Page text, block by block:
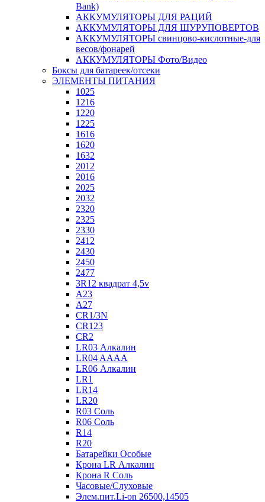
Bank)
АККУМУЛЯТОРЫ ДЛЯ РАЦИЙ
АККУМУЛЯТОРЫ ДЛЯ ШУРУПОВЕРТОВ
АККУМУЛЯТОРЫ свинцово-кислотные-для
весов/фонарей
АККУМУЛЯТОРЫ Фото/Видео
Боксы для батареек/отсеки
ЭЛЕМЕНТЫ ПИТАНИЯ
1025
1216
1220
1225
1616
1620
1632
2012
2016
2025
2032
2320
2325
2330
2412
2430
2450
2477
3R12 квадрат 4,5v
A23
A27
CR1/3N
CR123
CR2
LR03 Алкалин
LR04 AAAA
LR06 Алкалин
LR1
LR14
LR20
R03 Соль
R06 Соль
R14
R20
Батарейки Особые
Крона LR Алкалин
Крона R Соль
Часовые/Слуховые
Элем.пит.Li-on 26500,14505